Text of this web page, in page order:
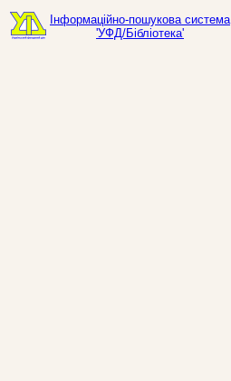
Інформаційно-пошукова система
'УФД/Бібліотека'